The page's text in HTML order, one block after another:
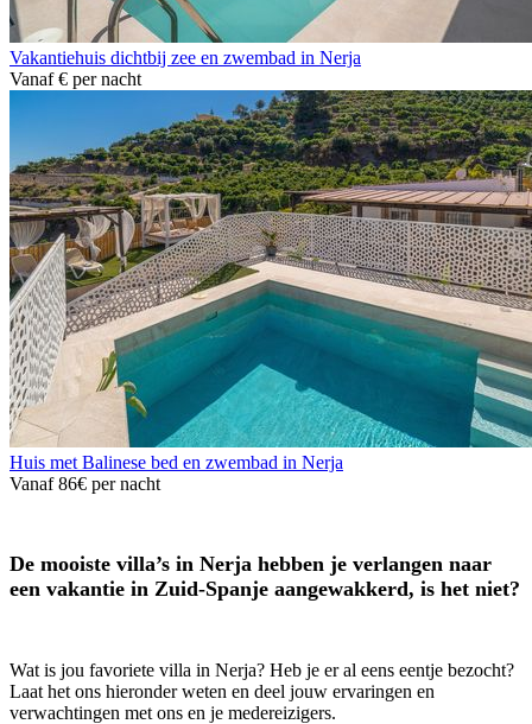
Vakantiehuis dichtbij zee en zwembad in Nerja
Vanaf€ per nacht
Huis met Balinese bed en zwembad in Nerja
Vanaf86€ per nacht
De mooiste villa’s in Nerja hebben je verlangen naar
een vakantie in Zuid-Spanje aangewakkerd, is het niet?
Wat is jou favoriete villa in Nerja? Heb je er al eens eentje bezocht?
Laat het ons hieronder weten en deel jouw ervaringen en
verwachtingen met ons en je medereizigers.